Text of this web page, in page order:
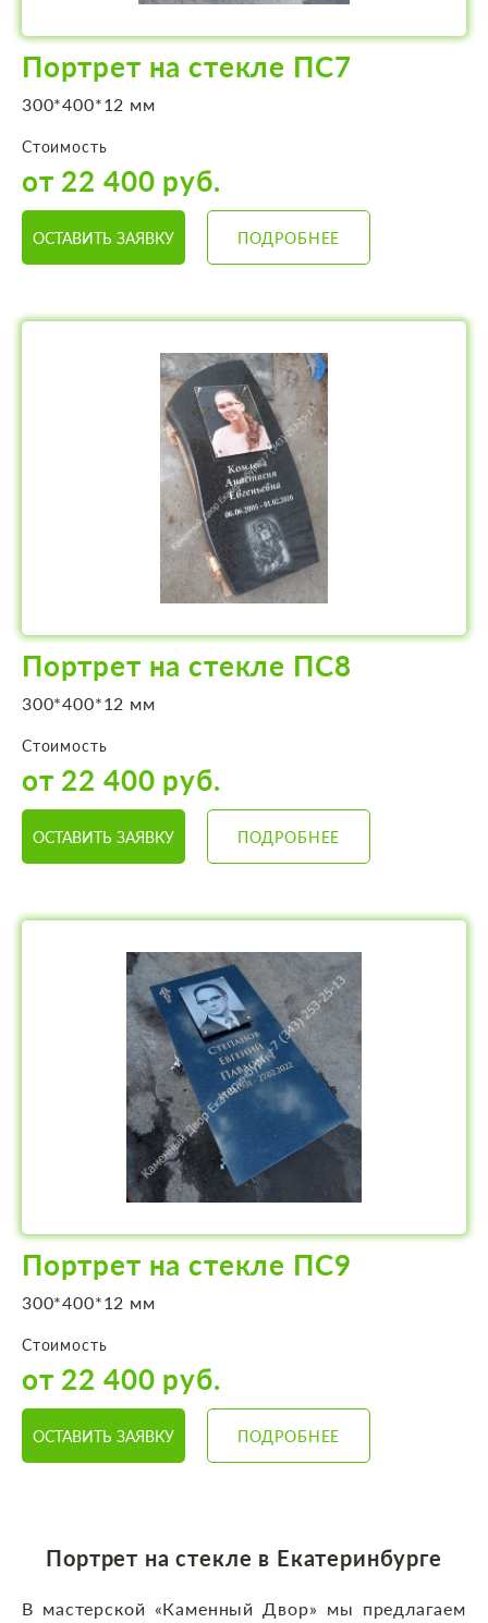
Портрет на стекле ПС7
300*400*12 мм
Стоимость
от 22 400 руб.
ОСТАВИТЬ ЗАЯВКУ ПОДРОБНЕЕ
Портрет на стекле ПС8
300*400*12 мм
Стоимость
от 22 400 руб.
ОСТАВИТЬ ЗАЯВКУ ПОДРОБНЕЕ
Портрет на стекле ПС9
300*400*12 мм
Стоимость
от 22 400 руб.
ОСТАВИТЬ ЗАЯВКУ ПОДРОБНЕЕ
Портрет на стекле в Екатеринбурге
В мастерской «Каменный Двор» мы предлагаем